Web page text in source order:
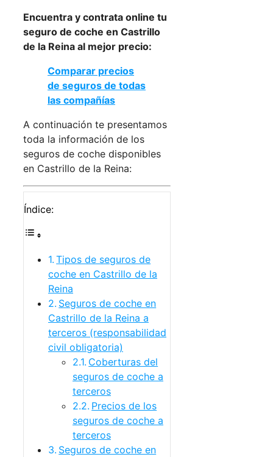
Encuentra y contrata online tu
seguro de coche en Castrillo
de la Reina al mejor precio:
Comparar precios
de seguros de todas
las compañías
A continuación te presentamos
toda la información de los
seguros de coche disponibles
en Castrillo de la Reina:
Índice:
Tipos de seguros de
coche en Castrillo de la
Reina
Seguros de coche en
Castrillo de la Reina a
terceros (responsabilidad
civil obligatoria)
Coberturas del
seguros de coche a
terceros
Precios de los
seguros de coche a
terceros
Seguros de coche en